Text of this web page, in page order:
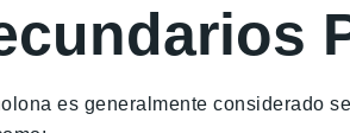
es generalmente considerado